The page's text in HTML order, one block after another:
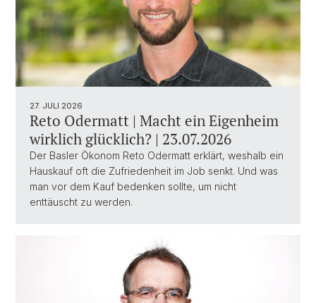
27. JULI 2026
Reto Odermatt | Macht ein Eigenheim
wirklich glücklich? | 23.07.2026
Der Basler Ökonom Reto Odermatt erklärt, weshalb ein
Hauskauf oft die Zufriedenheit im Job senkt. Und was
man vor dem Kauf bedenken sollte, um nicht
enttäuscht zu werden.